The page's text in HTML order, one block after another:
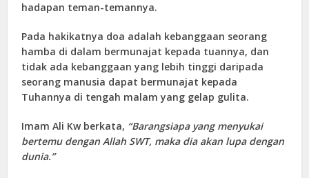
hadapan teman-temannya.
Pada hakikatnya doa adalah kebanggaan seorang
hamba di dalam bermunajat kepada tuannya, dan
tidak ada kebanggaan yang lebih tinggi daripada
seorang manusia dapat bermunajat kepada
Tuhannya di tengah malam yang gelap gulita.
Imam Ali Kw berkata, “Barangsiapa yang menyukai
bertemu dengan Allah SWT, maka dia akan lupa dengan
dunia.”